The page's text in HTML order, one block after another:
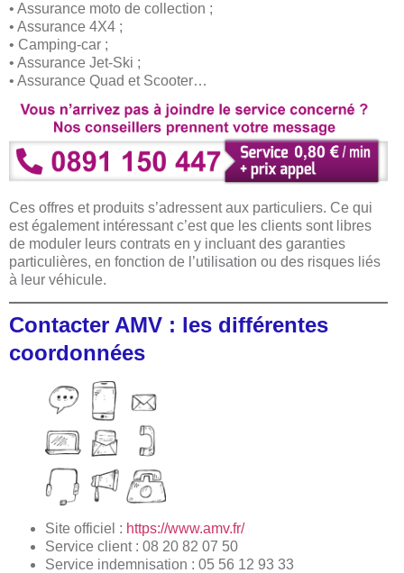
• Assurance moto de collection ;
• Assurance 4X4 ;
• Camping-car ;
• Assurance Jet-Ski ;
• Assurance Quad et Scooter…
Ces offres et produits s’adressent aux particuliers. Ce qui
est également intéressant c’est que les clients sont libres
de moduler leurs contrats en y incluant des garanties
particulières, en fonction de l’utilisation ou des risques liés
à leur véhicule.
Contacter AMV : les différentes
coordonnées
Site officiel : https://www.amv.fr/
Service client : 08 20 82 07 50
Service indemnisation : 05 56 12 93 33